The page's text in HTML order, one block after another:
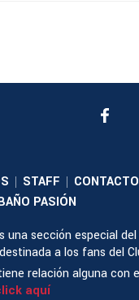
| STAFF | CONTACTO
PASIÓN
una sección especial
a los fans del
relación alguna con
aquí